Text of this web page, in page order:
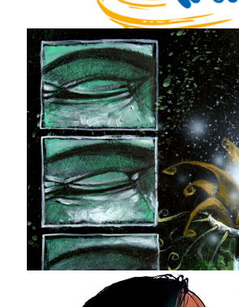
Danza Colibrí
Cómic